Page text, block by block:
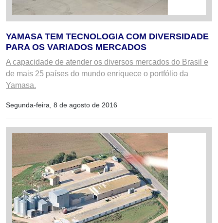
YAMASA TEM TECNOLOGIA COM DIVERSIDADE
PARA OS VARIADOS MERCADOS
A capacidade de atender os diversos mercados do Brasil e
de mais 25 países do mundo enriquece o portfólio da
Yamasa.
Segunda-feira, 8 de agosto de 2016